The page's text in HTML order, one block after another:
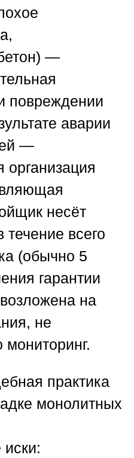
—
повреждении
аварии
—
несёт
течение всего
(обычно 5
гарантии
на
не
практика
монолитных